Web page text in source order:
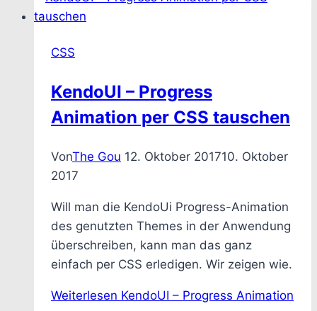
CSS
KendoUI – Progress
Animation per CSS tauschen
VonThe Gou 12. Oktober 201710. Oktober
2017
Will man die KendoUi Progress-Animation
des genutzten Themes in der Anwendung
überschreiben, kann man das ganz
einfach per CSS erledigen. Wir zeigen wie.
Weiterlesen KendoUI – Progress Animation